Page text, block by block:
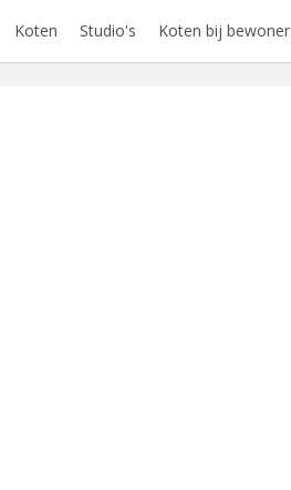
Koten Studio's Koten bij bewoner